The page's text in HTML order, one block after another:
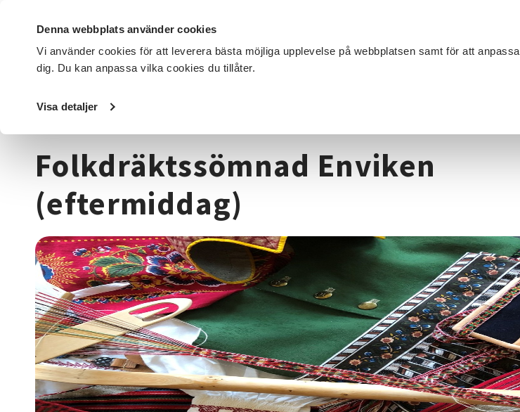
Denna webbplats använder cookies
Vi använder cookies för att leverera bästa möjliga upplevelse på webbplatsen samt för att
dig. Du kan anpassa vilka cookies du tillåter.
Visa detaljer
DET HÄR GÖR VI FÖR DIG SOM SÖK KURSER OCH EVENEMANG
Startsida / Kurser och evenemang
Folkdräktssömnad Enviken
(eftermiddag)